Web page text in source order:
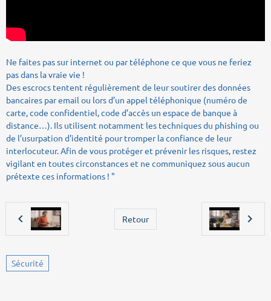
Ne faites pas sur internet ou par téléphone ce que vous ne feriez
pas dans la vraie vie !
Des escrocs tentent régulièrement de leur soutirer des données
bancaires par email ou lors d’un appel téléphonique (numéro de
carte, code confidentiel, code d’accès un espace de banque à
distance…). Ils utilisent notamment les techniques du phishing ou
de l’usurpation d'identité pour tromper la confiance de leur
interlocuteur. Afin de vous protéger et prévenir les risques, restez
vigilant en toutes circonstances et ne communiquez sous aucun
prétexte ces informations ! "
Retour
Sécurité